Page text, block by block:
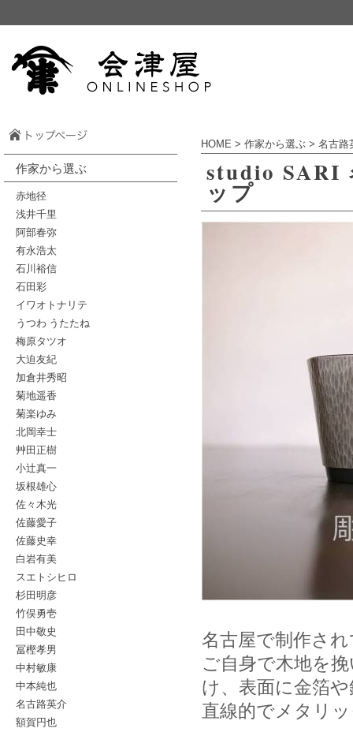
作家から選ぶ
赤地径
浅井千里
阿部春弥
有永浩太
石川裕信
石田彩
イワオトナリテ
うつわ うたたね
梅原タツオ
大迫友紀
加倉井秀昭
菊地遥香
菊楽ゆみ
北岡幸士
艸田正樹
小辻真一
坂根雄心
佐々木光
佐藤愛子
佐藤史幸
白岩有美
スエトシヒロ
杉田明彦
竹俣勇壱
田中敬史
冨樫孝男
中村敏康
中本純也
名古路英介
額賀円也
HOME > 作家から選ぶ > 名古路
studio SARI
ップ
名古屋で制作さ
ご自身で木地を
け、表面に金箔
直線的でメタリ